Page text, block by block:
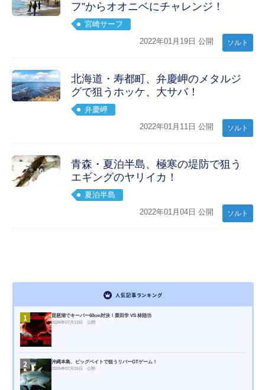
フ”からオオニベにチャレンジ！
宮崎サーフ
ソルト
2022年01月19日 公開
北海道・寿都町、弁慶岬のメタルジ
グで狙うホッケ、大サバ！
弁慶岬
ソルト
2022年01月11日 公開
青森・夏泊半島、極寒の堤防で狙う
エギングのヤリイカ！
夏泊半島
ソルト
2022年01月04日 公開
人気記事ランキング
1 琵琶湖でキーパー60cm対決！栗田学 VS 林陸功
2026年07月13日 公開
2 沖縄本島、ビッグベイトで狙うリバーGTゲーム！
2026年07月15日 公開